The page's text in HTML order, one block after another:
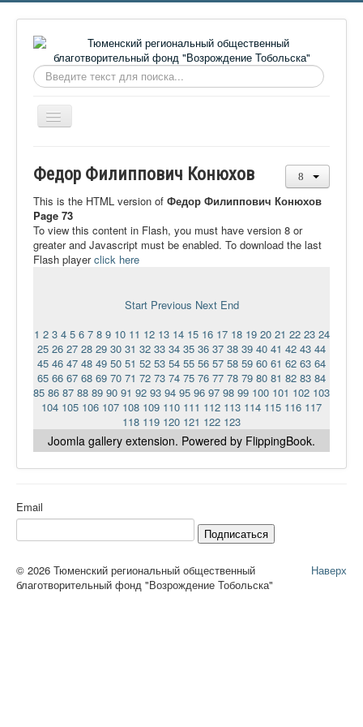
Искать...
Включить/
выключить
О фонде
Онлайн библиотека
Видеоматериалы
Контакты
Федор Филиппович Конюхов
This is the HTML version of Федор Филиппович Конюхов
Page 73
To view this content in Flash, you must have version 8 or
greater and Javascript must be enabled. To download the last
Flash playerclick here
Start Previous Next End
1 2 3 4 5 6 7 8 9 10 11 12 13 14 15 16 17 18 19 20 21 22 23 24
25 26 27 28 29 30 31 32 33 34 35 36 37 38 39 40 41 42 43 44
45 46 47 48 49 50 51 52 53 54 55 56 57 58 59 60 61 62 63 64
65 66 67 68 69 70 71 72 73 74 75 76 77 78 79 80 81 82 83 84
85 86 87 88 89 90 91 92 93 94 95 96 97 98 99 100 101 102 103
104 105 106 107 108 109 110 111 112 113 114 115 116 117
118 119 120 121 122 123
Joomla gallery extension. Powered by FlippingBook.
Email
Подписаться
Наверх
© 2026 Тюменский региональный общественный
благотворительный фонд "Возрождение Тобольска"